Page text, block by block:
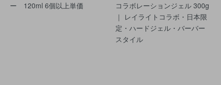
ー 120ml 6個以上単価
コラボレーションジェル 300g
｜ レイライトコラボ・日本限
定・ハードジェル・バーバー
スタイル